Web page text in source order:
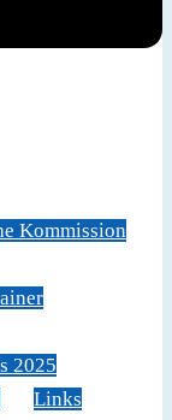
Kommission
2025
Links